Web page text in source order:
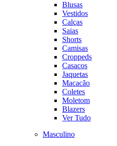
Blusas
Vestidos
Calças
Saias
Shorts
Camisas
Croppeds
Casacos
Jaquetas
Macacão
Coletes
Moletom
Blazers
Ver Tudo
Masculino